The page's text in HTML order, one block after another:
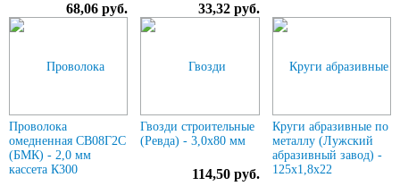
68,06 руб. 33,32 руб.
Проволока
омедненная СВ08Г2С
(БМК) - 2,0 мм
кассета К300
Гвозди строительные
(Ревда) - 3,0х80 мм
114,50 руб.
Круги абразивные по
металлу (Лужский
абразивный завод) -
125х1,8х22